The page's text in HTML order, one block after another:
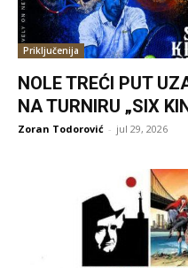
Priključenija
NOLE TREĆI PUT
NA TURNIRU „SIX
Zoran Todorović - jul 29, 2026